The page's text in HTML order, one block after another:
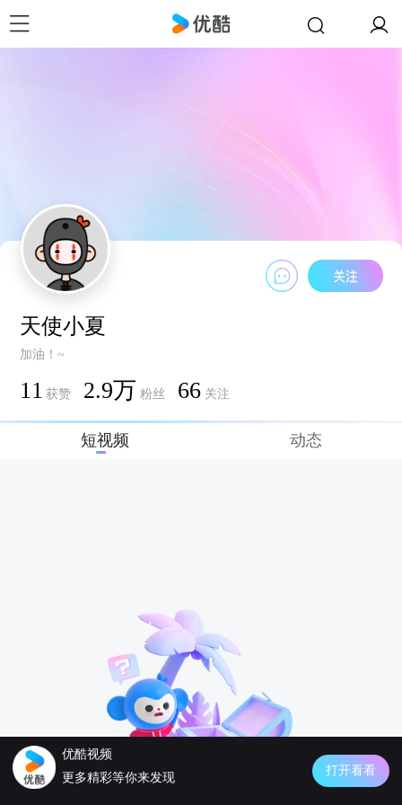
天使小夏
加油！~
11 获赞 2.9万 粉丝 66 关注
短视频 动态
优酷视频
更多精彩等你来发现
打开看看